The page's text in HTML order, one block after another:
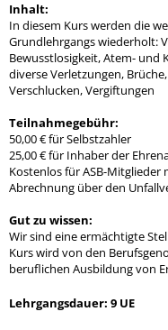
Inhalt:
In diesem Kurs werden die
Grundlehrgangs wiederholt:
Bewusstlosigkeit, Atem- und
diverse Verletzungen,
Verschlucken, Vergiftungen
Teilnahmegebühr:
50,00 € für Selbstzahler
25,00 € für Inhaber der
Kostenlos für ASB-Mitglieder
Abrechnung über den
Gut zu wissen:
Wir sind eine ermächtigte
Kurs wird von den
beruflichen Ausbildung von
Lehrgangsdauer: 9 UE